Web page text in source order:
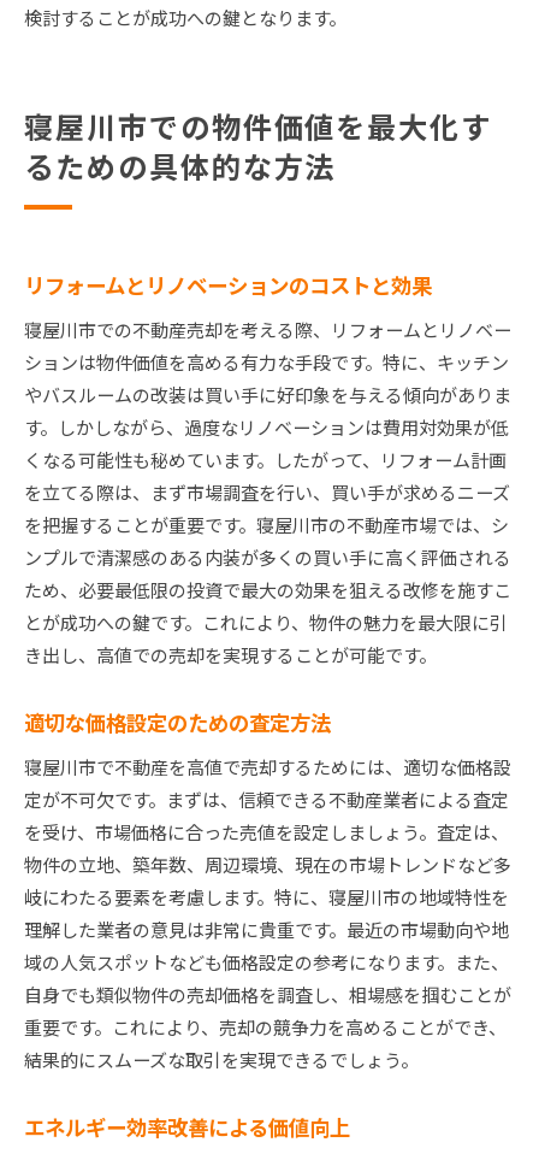
検討することが成功への鍵となります。
寝屋川市での物件価値を最大化す
るための具体的な方法
リフォームとリノベーションのコストと効果
寝屋川市での不動産売却を考える際、リフォームとリノベー
ションは物件価値を高める有力な手段です。特に、キッチン
やバスルームの改装は買い手に好印象を与える傾向がありま
す。しかしながら、過度なリノベーションは費用対効果が低
くなる可能性も秘めています。したがって、リフォーム計画
を立てる際は、まず市場調査を行い、買い手が求めるニーズ
を把握することが重要です。寝屋川市の不動産市場では、シ
ンプルで清潔感のある内装が多くの買い手に高く評価される
ため、必要最低限の投資で最大の効果を狙える改修を施すこ
とが成功への鍵です。これにより、物件の魅力を最大限に引
き出し、高値での売却を実現することが可能です。
適切な価格設定のための査定方法
寝屋川市で不動産を高値で売却するためには、適切な価格設
定が不可欠です。まずは、信頼できる不動産業者による査定
を受け、市場価格に合った売値を設定しましょう。査定は、
物件の立地、築年数、周辺環境、現在の市場トレンドなど多
岐にわたる要素を考慮します。特に、寝屋川市の地域特性を
理解した業者の意見は非常に貴重です。最近の市場動向や地
域の人気スポットなども価格設定の参考になります。また、
自身でも類似物件の売却価格を調査し、相場感を掴むことが
重要です。これにより、売却の競争力を高めることができ、
結果的にスムーズな取引を実現できるでしょう。
エネルギー効率改善による価値向上